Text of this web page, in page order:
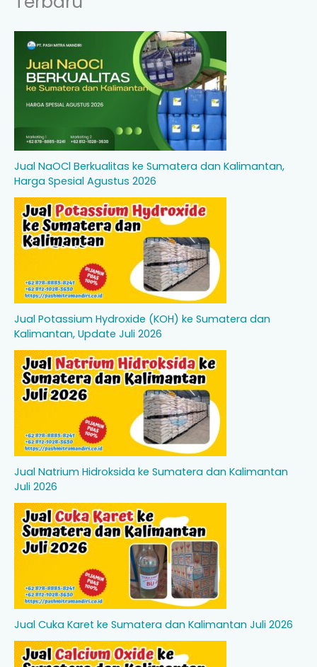
Jual NaOCl Berkualitas ke Sumatera dan Kalimantan,
Harga Spesial Agustus 2026
Jual Potassium Hydroxide (KOH) ke Sumatera dan
Kalimantan, Update Juli 2026
Jual Natrium Hidroksida ke Sumatera dan Kalimantan
Juli 2026
Jual Cuka Karet ke Sumatera dan Kalimantan Juli 2026